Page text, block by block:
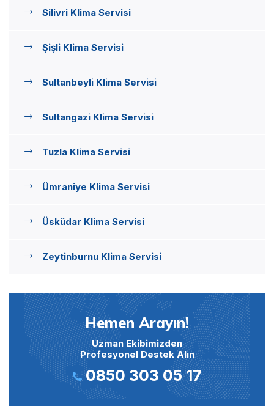
Silivri Klima Servisi
Şişli Klima Servisi
Sultanbeyli Klima Servisi
Sultangazi Klima Servisi
Tuzla Klima Servisi
Ümraniye Klima Servisi
Üsküdar Klima Servisi
Zeytinburnu Klima Servisi
Hemen Arayın!
Uzman Ekibimizden
Profesyonel Destek Alın
0850 303 05 17